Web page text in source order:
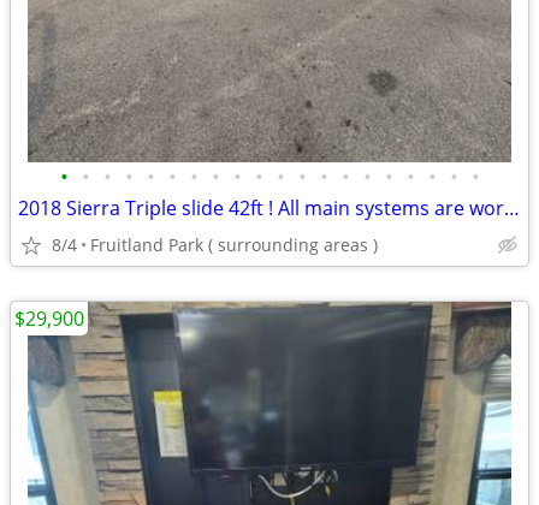
• • • • • • • • • • • • • • • • • • • •
2018 Sierra Triple slide 42ft ! All main systems are working
8/4 Fruitland Park ( surrounding areas )
$29,900